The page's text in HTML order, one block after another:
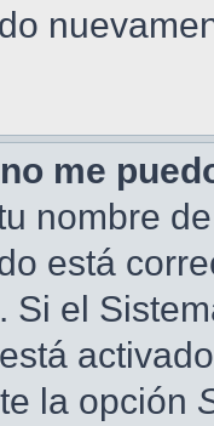
me
nombre
está
Si el
la opción